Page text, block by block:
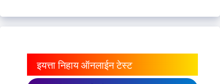
इयत्ता निहाय ऑनलाईन टेस्ट